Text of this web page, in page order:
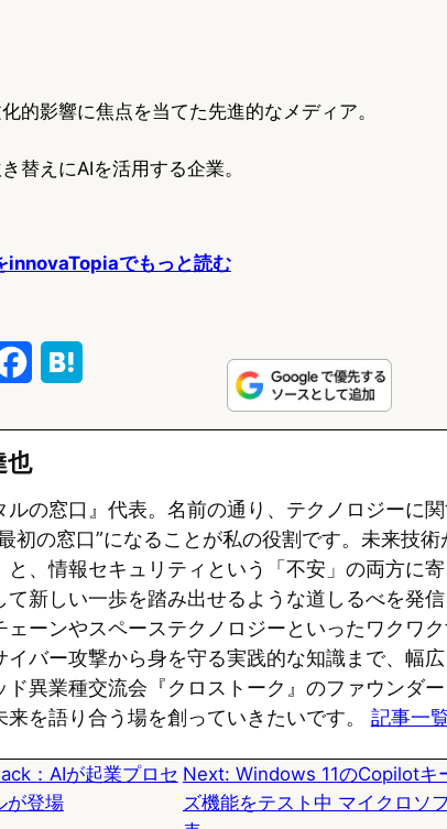
的影響に焦点を当てた先進的なメディア。
替えにAIを活用する企業。
innovaTopiaでもっと読む
b
o
o
k
n
a
也
ルの窓口』代表。名前の通り、テクノロジーに
初の窓口”になることが私の役割です。未来技術
と、情報セキュリティという「不安」の両方に
て新しい一歩を踏み出せるような道しるべを発
ェーンやスペーステクノロジーといったワクワ
イバー攻撃から身を守る実践的な知識まで、幅
ド異業種交流会『クロストーク』のファウンダ
来を語り合う場を創っていきたいです。 記事一
：AIが起業プロセ
が登場
Next: Windows 11のCopilotキ
ズ機能をテスト中 マイクロソ